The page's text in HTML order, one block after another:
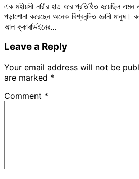
এক মহীয়সী নারীর হাত ধরে প্রতিষ্ঠিত হয়েছিল এমন
পড়াশোনা করেছেন অনেক বিশ্বনন্দিত জ্ঞানী মানুষ।
আল ক্কারাউইনের…
Leave a Reply
Your email address will not be
are marked *
Comment *